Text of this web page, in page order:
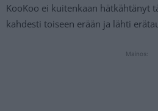
KooKoo ei kuitenkaan hätkähtänyt
kahdesti toiseen erään ja lähti
Mainos: